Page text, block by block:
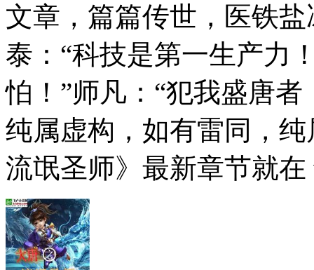
文章，篇篇传世，医铁
泰：“科技是第一生产力
怕！”师凡：“犯我盛唐
纯属虚构，如有雷同，
流氓圣师》最新章节就